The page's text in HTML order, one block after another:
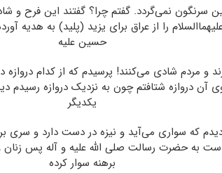
سرنگون نمی‌گردد. گفتم چرا؟ گفتند این فرح و
را از عراق برای یزید (پلید) به هدیه
حسین علیه
و مردم شادی می‌کنند! پرسیدم که از کدام دروازه
دروازه شتافتم چون به نزدیک دروازه رسیدم
یکدیگر
دیدم که سواری می‌آید و نیزه در دست دارد و
به حضرت رسالت صلی الله علیه و آله پس زنان
برهنه سوار کرده